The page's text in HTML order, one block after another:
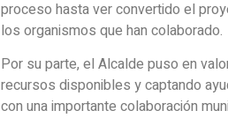
proceso hasta ver convertido el
los organismos que han colaborado.
Por su parte, el Alcalde puso en
recursos disponibles y captando
con una importante colaboración